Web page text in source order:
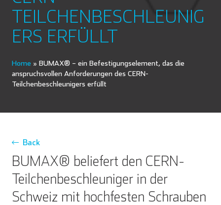
TEILCHENBESCHLEUNIG
ERS ERFÜLLT
Home » BUMAX® – ein Befestigungselement, das die
anspruchsvollen Anforderungen des CERN-
Teilchenbeschleunigers erfüllt
Back
BUMAX® beliefert den CERN-
Teilchenbeschleuniger in der
Schweiz mit hochfesten Schrauben